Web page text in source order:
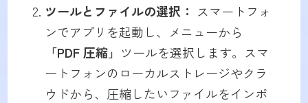
ツールとファイルの選択： スマートフォ
ンでアプリを起動し、メニューから
「PDF 圧縮」 ツールを選択します。スマ
ートフォンのローカルストレージやクラ
ウドから、圧縮したいファイルをインポ